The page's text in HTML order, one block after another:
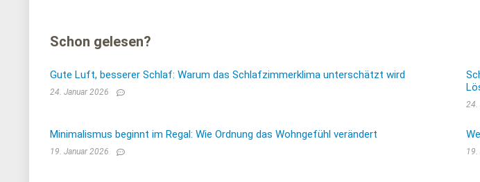
Schon gelesen?
Gute Luft, besserer Schlaf: Warum das Schlafzimmerklima unterschätzt wird
24. Januar 2026
24.
Minimalismus beginnt im Regal: Wie Ordnung das Wohngefühl verändert
19. Januar 2026 19.